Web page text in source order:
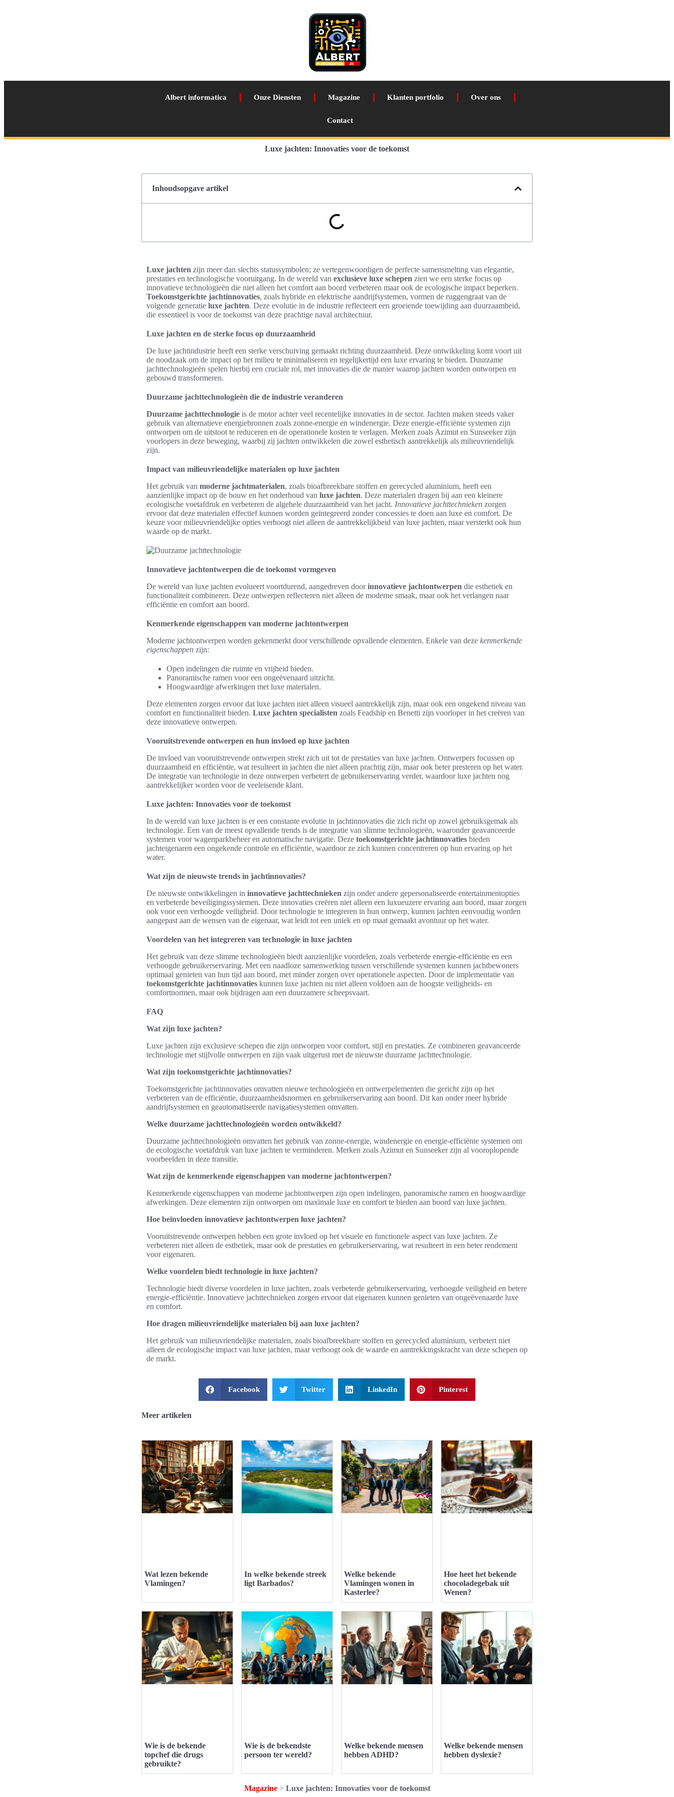
Albert informatica Onze Diensten Magazine Klanten portfolio Over ons
Contact
Luxe jachten: Innovaties voor de toekomst
Inhoudsopgave artikel
Luxe jachten zijn meer dan slechts statussymbolen; ze vertegenwoordigen de perfecte samensmelting van elegantie,
prestaties en technologische vooruitgang. In de wereld van exclusieve luxe schepen zien we een sterke focus op
innovatieve technologieën die niet alleen het comfort aan boord verbeteren maar ook de ecologische impact beperken.
Toekomstgerichte jachtinnovaties, zoals hybride en elektrische aandrijfsystemen, vormen de ruggengraat van de
volgende generatie luxe jachten. Deze evolutie in de industrie reflecteert een groeiende toewijding aan duurzaamheid,
die essentieel is voor de toekomst van deze prachtige naval architectuur.
Luxe jachten en de sterke focus op duurzaamheid
De luxe jachtindustrie heeft een sterke verschuiving gemaakt richting duurzaamheid. Deze ontwikkeling komt voort uit
de noodzaak om de impact op het milieu te minimaliseren en tegelijkertijd een luxe ervaring te bieden. Duurzame
jachttechnologieën spelen hierbij een cruciale rol, met innovaties die de manier waarop jachten worden ontworpen en
gebouwd transformeren.
Duurzame jachttechnologieën die de industrie veranderen
Duurzame jachttechnologie is de motor achter veel recentelijke innovaties in de sector. Jachten maken steeds vaker
gebruik van alternatieve energiebronnen zoals zonne-energie en windenergie. Deze energie-efficiënte systemen zijn
ontworpen om de uitstoot te reduceren en de operationele kosten te verlagen. Merken zoals Azimut en Sunseeker zijn
voorlopers in deze beweging, waarbij zij jachten ontwikkelen die zowel esthetisch aantrekkelijk als milieuvriendelijk
zijn.
Impact van milieuvriendelijke materialen op luxe jachten
Het gebruik van moderne jachtmaterialen, zoals bioafbreekbare stoffen en gerecycled aluminium, heeft een
aanzienlijke impact op de bouw en het onderhoud van luxe jachten. Deze materialen dragen bij aan een kleinere
ecologische voetafdruk en verbeteren de algehele duurzaamheid van het jacht. Innovatieve jachttechnieken zorgen
ervoor dat deze materialen effectief kunnen worden geïntegreerd zonder concessies te doen aan luxe en comfort. De
keuze voor milieuvriendelijke opties verhoogt niet alleen de aantrekkelijkheid van luxe jachten, maar versterkt ook hun
waarde op de markt.
Innovatieve jachtontwerpen die de toekomst vormgeven
De wereld van luxe jachten evolueert voortdurend, aangedreven doorinnovatieve jachtontwerpen die esthetiek en
functionaliteit combineren. Deze ontwerpen reflecteren niet alleen de moderne smaak, maar ook het verlangen naar
efficiëntie en comfort aan boord.
Kenmerkende eigenschappen van moderne jachtontwerpen
Moderne jachtontwerpen worden gekenmerkt door verschillende opvallende elementen. Enkele van deze kenmerkende
eigenschappen zijn:
Open indelingen die ruimte en vrijheid bieden.
Panoramische ramen voor een ongeëvenaard uitzicht.
Hoogwaardige afwerkingen met luxe materialen.
Deze elementen zorgen ervoor dat luxe jachten niet alleen visueel aantrekkelijk zijn, maar ook een ongekend niveau van
comfort en functionaliteit bieden. Luxe jachten specialisten zoals Feadship en Benetti zijn voorloper in het creëren van
deze innovatieve ontwerpen.
Vooruitstrevende ontwerpen en hun invloed op luxe jachten
De invloed van vooruitstrevende ontwerpen strekt zich uit tot de prestaties van luxe jachten. Ontwerpers focussen op
duurzaamheid en efficiëntie, wat resulteert in jachten die niet alleen prachtig zijn, maar ook beter presteren op het water.
De integratie van technologie in deze ontwerpen verbetert de gebruikerservaring verder, waardoor luxe jachten nog
aantrekkelijker worden voor de veeleisende klant.
Luxe jachten: Innovaties voor de toekomst
In de wereld van luxe jachten is er een constante evolutie in jachtinnovaties die zich richt op zowel gebruiksgemak als
technologie. Een van de meest opvallende trends is de integratie van slimme technologieën, waaronder geavanceerde
systemen voor wagenparkbeheer en automatische navigatie. Deze toekomstgerichte jachtinnovaties bieden
jachteigenaren een ongekende controle en efficiëntie, waardoor ze zich kunnen concentreren op hun ervaring op het
water.
Wat zijn de nieuwste trends in jachtinnovaties?
De nieuwste ontwikkelingen in innovatieve jachttechnieken zijn onder andere gepersonaliseerde entertainmentopties
en verbeterde beveiligingssystemen. Deze innovaties creëren niet alleen een luxueuzere ervaring aan boord, maar zorgen
ook voor een verhoogde veiligheid. Door technologie te integreren in hun ontwerp, kunnen jachten eenvoudig worden
aangepast aan de wensen van de eigenaar, wat leidt tot een uniek en op maat gemaakt avontuur op het water.
Voordelen van het integreren van technologie in luxe jachten
Het gebruik van deze slimme technologieën biedt aanzienlijke voordelen, zoals verbeterde energie-efficiëntie en een
verhoogde gebruikerservaring. Met een naadloze samenwerking tussen verschillende systemen kunnen jachtbewoners
optimaal genieten van hun tijd aan boord, met minder zorgen over operationele aspecten. Door de implementatie van
toekomstgerichte jachtinnovaties kunnen luxe jachten nu niet alleen voldoen aan de hoogste veiligheids- en
comfortnormen, maar ook bijdragen aan een duurzamere scheepsvaart.
FAQ
Wat zijn luxe jachten?
Luxe jachten zijn exclusieve schepen die zijn ontworpen voor comfort, stijl en prestaties. Ze combineren geavanceerde
technologie met stijlvolle ontwerpen en zijn vaak uitgerust met de nieuwste duurzame jachttechnologie.
Wat zijn toekomstgerichte jachtinnovaties?
Toekomstgerichte jachtinnovaties omvatten nieuwe technologieën en ontwerpelementen die gericht zijn op het
verbeteren van de efficiëntie, duurzaamheidsnormen en gebruikerservaring aan boord. Dit kan onder meer hybride
aandrijfsystemen en geautomatiseerde navigatiesystemen omvatten.
Welke duurzame jachttechnologieën worden ontwikkeld?
Duurzame jachttechnologieën omvatten het gebruik van zonne-energie, windenergie en energie-efficiënte systemen om
de ecologische voetafdruk van luxe jachten te verminderen. Merken zoals Azimut en Sunseeker zijn al vooroplopende
voorbeelden in deze transitie.
Wat zijn de kenmerkende eigenschappen van moderne jachtontwerpen?
Kenmerkende eigenschappen van moderne jachtontwerpen zijn open indelingen, panoramische ramen en hoogwaardige
afwerkingen. Deze elementen zijn ontworpen om maximale luxe en comfort te bieden aan boord van luxe jachten.
Hoe beïnvloeden innovatieve jachtontwerpen luxe jachten?
Vooruitstrevende ontwerpen hebben een grote invloed op het visuele en functionele aspect van luxe jachten. Ze
verbeteren niet alleen de esthetiek, maar ook de prestaties en gebruikerservaring, wat resulteert in een beter rendement
voor eigenaren.
Welke voordelen biedt technologie in luxe jachten?
Technologie biedt diverse voordelen in luxe jachten, zoals verbeterde gebruikerservaring, verhoogde veiligheid en betere
energie-efficiëntie. Innovatieve jachttechnieken zorgen ervoor dat eigenaren kunnen genieten van ongeëvenaarde luxe
en comfort.
Hoe dragen milieuvriendelijke materialen bij aan luxe jachten?
Het gebruik van milieuvriendelijke materialen, zoals bioafbreekbare stoffen en gerecycled aluminium, verbetert niet
alleen de ecologische impact van luxe jachten, maar verhoogt ook de waarde en aantrekkingskracht van deze schepen op
de markt.
Facebook Twitter LinkedIn Pinterest
Meer artikelen
Wat lezen bekende
Vlamingen?
In welke bekende streek
ligt Barbados?
Welke bekende
Vlamingen wonen in
Kasterlee?
Hoe heet het bekende
chocoladegebak uit
Wenen?
Wie is de bekende
topchef die drugs
gebruikte?
Wie is de bekendste
persoon ter wereld?
Welke bekende mensen
hebben ADHD?
Welke bekende mensen
hebben dyslexie?
Magazine> Luxe jachten: Innovaties voor de toekomst